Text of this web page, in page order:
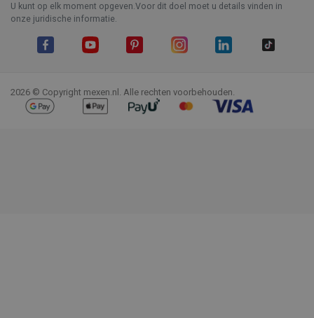
U kunt op elk moment opgeven.Voor dit doel moet u details vinden in
onze juridische informatie.
2026 © Copyright mexen.nl. Alle rechten voorbehouden.